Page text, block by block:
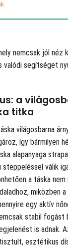
nemcsak jól néz
valódi segítséget
a
titka
világosbarna
így bármilyen
alapanyaga
steppeléssel válik
a táska nem
miközben
egy aktív
stabil fogást
is adnak.
esztétikus